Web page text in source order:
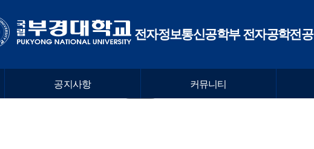
전자정보통신공학부 전자공학전공
공지사항 커뮤니티